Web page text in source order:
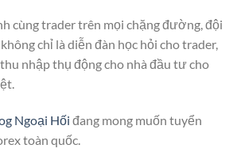
cùng trader trên mọi chặng đường, đội
không chỉ là diễn đàn học hỏi cho trader,
nhập thụ động cho nhà đầu tư cho
Ngoại Hối đang mong muốn tuyển
toàn quốc.